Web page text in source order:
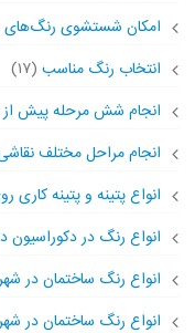
امکان شستشوی رنگ‌های
انتخاب رنگ مناسب (۱۷)
انجام شش مرحله پیش از
انجام مراحل مختلف
انواع پتینه و پتینه کاری
انواع رنگ در دکوراسیون
انواع رنگ ساختمان در
انواع رنگ ساختمان در